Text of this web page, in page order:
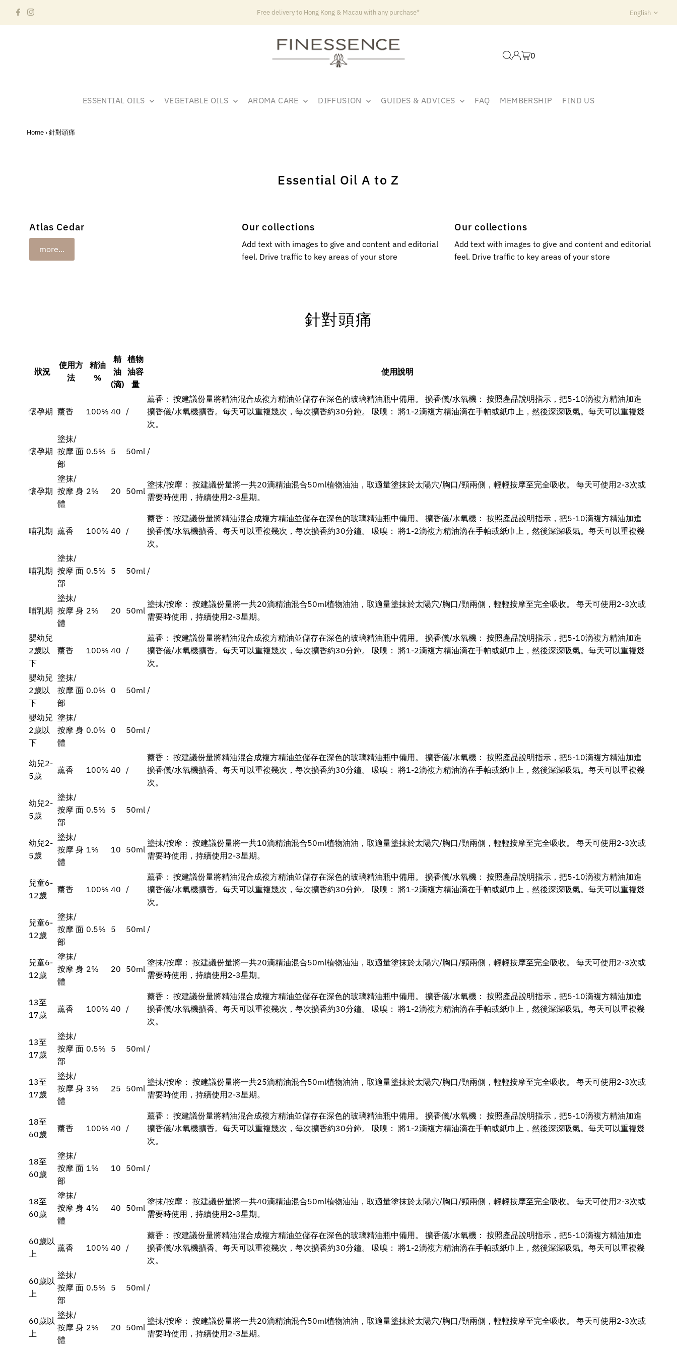
Free delivery to Hong Kong & Macau with any purchase* English
0
ESSENTIAL OILS VEGETABLE OILS AROMA CARE DIFFUSION GUIDES & ADVICES FAQ MEMBERSHIP FIND US
Home › 針對頭痛
Essential Oil A to Z
Atlas Cedar
more...
Our collections
Add text with images to give and content and editorial
feel. Drive traffic to key areas of your store
Our collections
Add text with images to give and content and editorial
feel. Drive traffic to key areas of your store
針對頭痛
狀況
使用方
法
精油
%
精
油
(滴)
植物
油容
量
使用說明
懷孕期 薰香 100% 40 /
薰香： 按建議份量將精油混合成複方精油並儲存在深色的玻璃精油瓶中備用。 擴香儀/水氧機： 按照產品說明指示，把5-10滴複方精油加進
擴香儀/水氧機擴香。每天可以重複幾次，每次擴香約30分鐘。 吸嗅： 將1-2滴複方精油滴在手帕或紙巾上，然後深深吸氣。每天可以重複幾
次。
懷孕期
塗抹/
按摩 面
部
0.5% 5 50ml /
懷孕期
塗抹/
按摩 身
體
2% 20 50ml
塗抹/按摩： 按建議份量將一共20滴精油混合50ml植物油油，取適量塗抹於太陽穴/胸口/頸兩側，輕輕按摩至完全吸收。 每天可使用2-3次或
需要時使用，持續使用2-3星期。
哺乳期 薰香 100% 40 /
薰香： 按建議份量將精油混合成複方精油並儲存在深色的玻璃精油瓶中備用。 擴香儀/水氧機： 按照產品說明指示，把5-10滴複方精油加進
擴香儀/水氧機擴香。每天可以重複幾次，每次擴香約30分鐘。 吸嗅： 將1-2滴複方精油滴在手帕或紙巾上，然後深深吸氣。每天可以重複幾
次。
哺乳期
塗抹/
按摩 面
部
0.5% 5 50ml /
哺乳期
塗抹/
按摩 身
體
2% 20 50ml
塗抹/按摩： 按建議份量將一共20滴精油混合50ml植物油油，取適量塗抹於太陽穴/胸口/頸兩側，輕輕按摩至完全吸收。 每天可使用2-3次或
需要時使用，持續使用2-3星期。
嬰幼兒
2歲以
下
薰香 100% 40 /
薰香： 按建議份量將精油混合成複方精油並儲存在深色的玻璃精油瓶中備用。 擴香儀/水氧機： 按照產品說明指示，把5-10滴複方精油加進
擴香儀/水氧機擴香。每天可以重複幾次，每次擴香約30分鐘。 吸嗅： 將1-2滴複方精油滴在手帕或紙巾上，然後深深吸氣。每天可以重複幾
次。
嬰幼兒
2歲以
下
塗抹/
按摩 面
部
0.0% 0 50ml /
嬰幼兒
2歲以
下
塗抹/
按摩 身
體
0.0% 0 50ml /
幼兒2-
5歲
薰香 100% 40 /
薰香： 按建議份量將精油混合成複方精油並儲存在深色的玻璃精油瓶中備用。 擴香儀/水氧機： 按照產品說明指示，把5-10滴複方精油加進
擴香儀/水氧機擴香。每天可以重複幾次，每次擴香約30分鐘。 吸嗅： 將1-2滴複方精油滴在手帕或紙巾上，然後深深吸氣。每天可以重複幾
次。
幼兒2-
5歲
塗抹/
按摩 面
部
0.5% 5 50ml /
幼兒2-
5歲
塗抹/
按摩 身
體
1% 10 50ml
塗抹/按摩： 按建議份量將一共10滴精油混合50ml植物油油，取適量塗抹於太陽穴/胸口/頸兩側，輕輕按摩至完全吸收。 每天可使用2-3次或
需要時使用，持續使用2-3星期。
兒童6-
12歲
薰香 100% 40 /
薰香： 按建議份量將精油混合成複方精油並儲存在深色的玻璃精油瓶中備用。 擴香儀/水氧機： 按照產品說明指示，把5-10滴複方精油加進
擴香儀/水氧機擴香。每天可以重複幾次，每次擴香約30分鐘。 吸嗅： 將1-2滴複方精油滴在手帕或紙巾上，然後深深吸氣。每天可以重複幾
次。
兒童6-
12歲
塗抹/
按摩 面
部
0.5% 5 50ml /
兒童6-
12歲
塗抹/
按摩 身
體
2% 20 50ml
塗抹/按摩： 按建議份量將一共20滴精油混合50ml植物油油，取適量塗抹於太陽穴/胸口/頸兩側，輕輕按摩至完全吸收。 每天可使用2-3次或
需要時使用，持續使用2-3星期。
13至
17歲
薰香 100% 40 /
薰香： 按建議份量將精油混合成複方精油並儲存在深色的玻璃精油瓶中備用。 擴香儀/水氧機： 按照產品說明指示，把5-10滴複方精油加進
擴香儀/水氧機擴香。每天可以重複幾次，每次擴香約30分鐘。 吸嗅： 將1-2滴複方精油滴在手帕或紙巾上，然後深深吸氣。每天可以重複幾
次。
13至
17歲
塗抹/
按摩 面
部
0.5% 5 50ml /
13至
17歲
塗抹/
按摩 身
體
3% 25 50ml
塗抹/按摩： 按建議份量將一共25滴精油混合50ml植物油油，取適量塗抹於太陽穴/胸口/頸兩側，輕輕按摩至完全吸收。 每天可使用2-3次或
需要時使用，持續使用2-3星期。
18至
60歲
薰香 100% 40 /
薰香： 按建議份量將精油混合成複方精油並儲存在深色的玻璃精油瓶中備用。 擴香儀/水氧機： 按照產品說明指示，把5-10滴複方精油加進
擴香儀/水氧機擴香。每天可以重複幾次，每次擴香約30分鐘。 吸嗅： 將1-2滴複方精油滴在手帕或紙巾上，然後深深吸氣。每天可以重複幾
次。
18至
60歲
塗抹/
按摩 面
部
1% 10 50ml /
18至
60歲
塗抹/
按摩 身
體
4% 40 50ml
塗抹/按摩： 按建議份量將一共40滴精油混合50ml植物油油，取適量塗抹於太陽穴/胸口/頸兩側，輕輕按摩至完全吸收。 每天可使用2-3次或
需要時使用，持續使用2-3星期。
60歲以
上
薰香 100% 40 /
薰香： 按建議份量將精油混合成複方精油並儲存在深色的玻璃精油瓶中備用。 擴香儀/水氧機： 按照產品說明指示，把5-10滴複方精油加進
擴香儀/水氧機擴香。每天可以重複幾次，每次擴香約30分鐘。 吸嗅： 將1-2滴複方精油滴在手帕或紙巾上，然後深深吸氣。每天可以重複幾
次。
60歲以
上
塗抹/
按摩 面
部
0.5% 5 50ml /
60歲以
上
塗抹/
按摩 身
體
2% 20 50ml
塗抹/按摩： 按建議份量將一共20滴精油混合50ml植物油油，取適量塗抹於太陽穴/胸口/頸兩側，輕輕按摩至完全吸收。 每天可使用2-3次或
需要時使用，持續使用2-3星期。